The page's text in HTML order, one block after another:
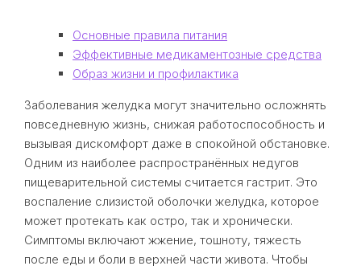
Основные правила питания
Эффективные медикаментозные средства
Образ жизни и профилактика
Заболевания желудка могут значительно осложнять
повседневную жизнь, снижая работоспособность и
вызывая дискомфорт даже в спокойной обстановке.
Одним из наиболее распространённых недугов
пищеварительной системы считается гастрит. Это
воспаление слизистой оболочки желудка, которое
может протекать как остро, так и хронически.
Симптомы включают жжение, тошноту, тяжесть
после еды и боли в верхней части живота. Чтобы